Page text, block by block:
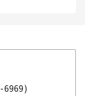
6969)